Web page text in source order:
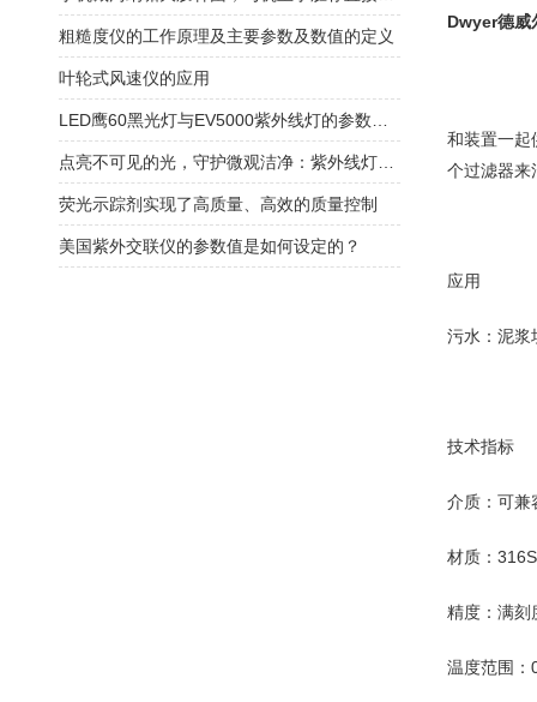
Dwyer德威
和装置一起
个过滤器来
应用
污水：泥浆
技术指标
介质：可兼
材质：
精度：满刻
温度范围
粗糙度仪的工作原理及主要参数及数值的定义
叶轮式风速仪的应用
荧光示踪剂实现了高质量、高效的质量控制
美国紫外交联仪的参数值是如何设定的？